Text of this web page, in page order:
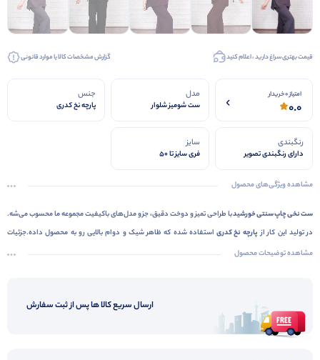
قیمت بهتری سراغ دارید ، اعلام کنید گزارش مشخصات کالا یا موارد قانونی
امتیاز 0 خریدار
0.0
مدل
ست شومیز شلوار
جنس
پارچه نخ کدری
رنگبندی
دارای رنگبندی تصویر
سایز
فری سایز تا 50
مشاهده ویژگی‌های محصول
ست نخی چاپ سنتی خورشیدبا طراحی تمیز و دوخت دقیق، جزو مدل‌های باکیفیت مجموعه ما محسوب می‌شه.
در تولید این کار ازپارچه نخ کدری استفاده شده که ظاهر شیک و دوام بالایی رو به محصول داده.جزئیات
ظاهری با دقت اجرا شده و فرم کلی لباس، مرتب و استاندارده.فریـ سایز تا 50
هست و کار نهایی از نظر تن‌خور،
ست نخی چاپ سنتی خورشید انتخاب هوشمندانه‌ای خواهد بود .
مشاهده توضیحات محصول
ارسال سریع کالا ها پس از ثبت سفارش